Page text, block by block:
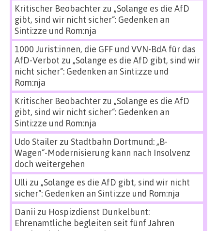
Kritischer Beobachterzu „Solange es die AfD
gibt, sind wir nicht sicher“: Gedenken an
Sinti:zze und Rom:nja
1000 Jurist:innen, die GFF und VVN-BdA für das
AfD-Verbot zu „Solange es die AfD gibt, sind wir
nicht sicher“: Gedenken an Sinti:zze und
Rom:nja
Kritischer Beobachterzu „Solange es die AfD
gibt, sind wir nicht sicher“: Gedenken an
Sinti:zze und Rom:nja
Udo Stailerzu Stadtbahn Dortmund: „B-
Wagen“-Modernisierung kann nach Insolvenz
doch weitergehen
Ulli zu „Solange es die AfD gibt, sind wir nicht
sicher“: Gedenken an Sinti:zze und Rom:nja
Danii zu Hospizdienst Dunkelbunt:
Ehrenamtliche begleiten seit fünf Jahren